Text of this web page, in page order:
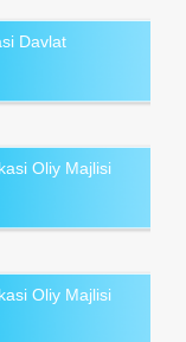
Davlat
Oliy Majlisi
Oliy Majlisi